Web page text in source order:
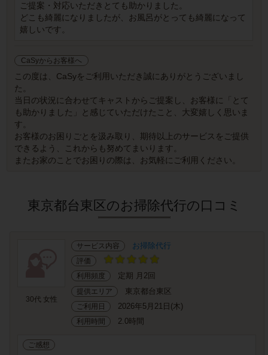
ご提案・対応いただきとても助かりました。
どこも綺麗になりましたが、お風呂がとっても綺麗になって
嬉しいです。
CaSyからお客様へ
この度は、CaSyをご利用いただき誠にありがとうございまし
た。
当日の状況に合わせてキャストからご提案し、お客様に「とて
も助かりました」と感じていただけたこと、大変嬉しく思いま
す。
お客様のお困りごとを汲み取り、期待以上のサービスをご提供
できるよう、これからも努めてまいります。
またお家のことでお困りの際は、お気軽にご利用ください。
東京都台東区のお掃除代行の口コミ
30代 女性
サービス内容 お掃除代行
評価
利用頻度
定期 月2回
提供エリア 東京都台東区
ご利用日 2026年5月21日(木)
利用時間 2.0時間
ご感想